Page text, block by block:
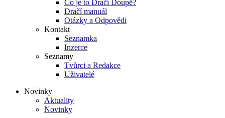
Co je to Dračí Doupě?
Dračí manuál
Otázky a Odpovědi
Kontakt
Seznamka
Inzerce
Seznamy
Tvůrci a Redakce
Uživatelé
Novinky
Aktuality
Novinky